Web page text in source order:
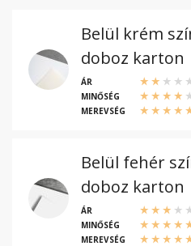
Belül krém
doboz karton
ÁR
MINŐSÉG
MEREVSÉG
Belül fehér
doboz karton
ÁR
MINŐSÉG
MEREVSÉG